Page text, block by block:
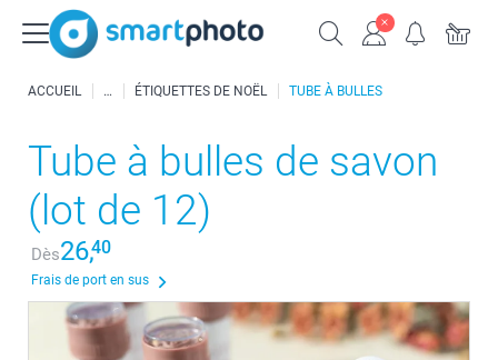
ACCUEIL ÉTIQUETTES DE NOËL TUBE À BULLES
Tube à bulles de savon
(lot de 12)
Dès26,40
Frais de port en sus